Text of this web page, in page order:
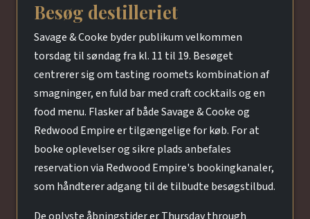
Besøg destilleriet
Savage & Cooke byder publikum velkommen
torsdag til søndag fra kl. 11 til 19. Besøget
centrerer sig om tasting roomets kombination af
smagninger, en fuld bar med craft cocktails og en
food menu. Flasker af både Savage & Cooke og
Redwood Empire er tilgængelige for køb. For at
booke oplevelser og sikre plads anbefales
reservation via Redwood Empire's bookingkanaler,
som håndterer adgang til de tilbudte besøgstilbud.